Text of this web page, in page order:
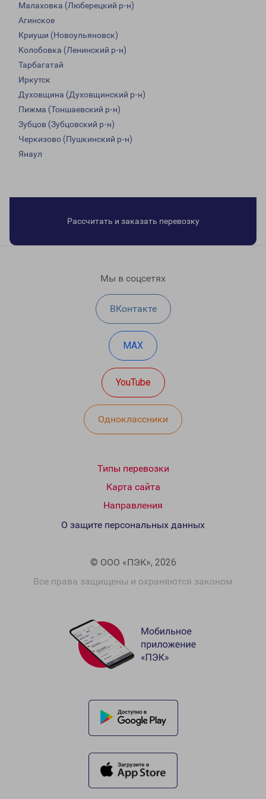
Малаховка (Люберецкий р-н)
Агинское
Криуши (Новоульяновск)
Колобовка (Ленинский р-н)
Тарбагатай
Иркутск
Духовщина (Духовщинский р-н)
Пижма (Тоншаевский р-н)
Зубцов (Зубцовский р-н)
Черкизово (Пушкинский р-н)
Янаул
Рассчитать и заказать перевозку
Мы в соцсетях
ВКонтакте
MAX
YouTube
Одноклассники
Типы перевозки
Карта сайта
Направления
© ООО «ПЭК», 2026
Все права защищены и охраняются законом
О защите персональных данных